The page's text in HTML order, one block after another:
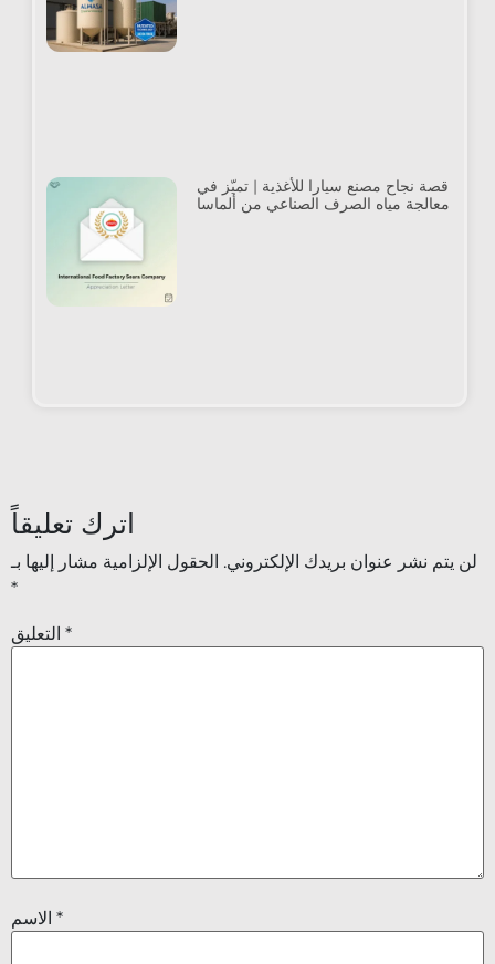
قصة نجاح مصنع سيارا للأغذية | تميّز في
معالجة مياه الصرف الصناعي من ألماسا
اترك تعليقاً
لن يتم نشر عنوان بريدك الإلكتروني. الحقول الإلزامية مشار إليها بـ
*
*
*